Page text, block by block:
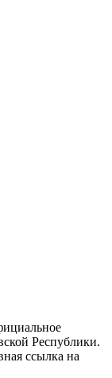
Республики.
ссылка на